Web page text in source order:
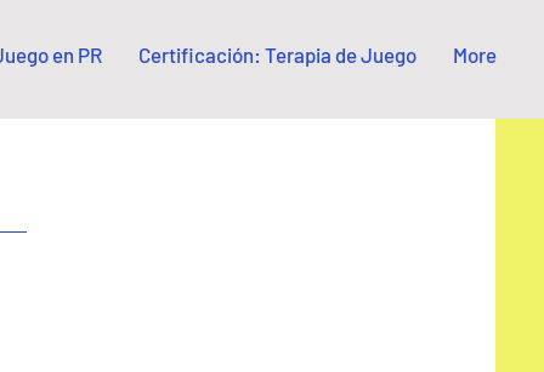
en PR Certificación: Terapia de Juego More
de Terapia de